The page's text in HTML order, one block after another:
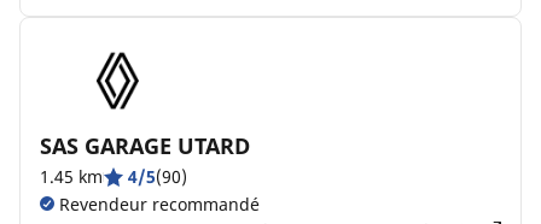
SAS GARAGE UTARD
1.45 km 4/5(90)
Revendeur recommandé